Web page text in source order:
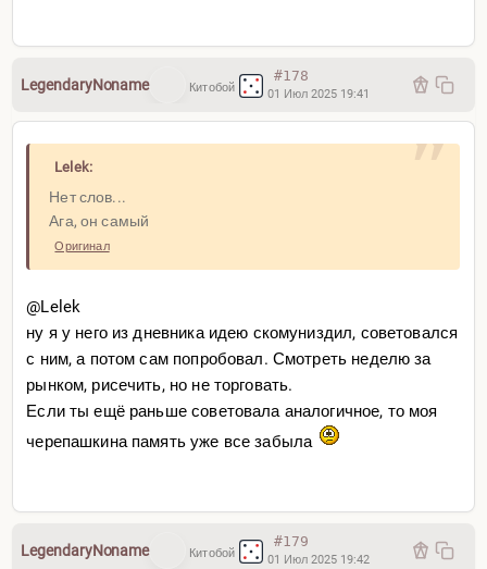
LegendaryNoname Китобой
#178
01 Июл 2025 19:41
Lelek:
Нет слов...
Ага, он самый
Оригинал
@Lelek
ну я у него из дневника идею скомуниздил, советовался
с ним, а потом сам попробовал. Смотреть неделю за
рынком, рисечить, но не торговать.
Если ты ещё раньше советовала аналогичное, то моя
черепашкина память уже все забыла
LegendaryNoname Китобой
#179
01 Июл 2025 19:42